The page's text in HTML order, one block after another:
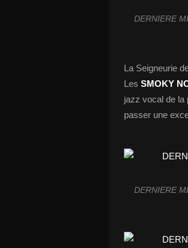
DERNIERE
La Seigneurie
Les SMOKY
jazz vocal de la
passer une
DERNIERE